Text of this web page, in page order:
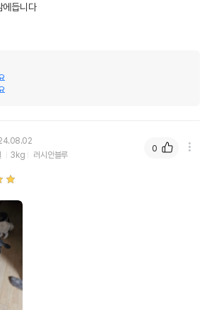
에듭니다
3kg 러시안블루
0